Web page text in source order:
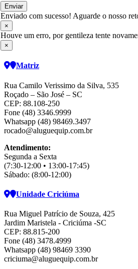
Enviar
Enviado com sucesso! Aguarde o nosso
×
Houve um erro, por gentileza tente
×
Matriz
Rua Camilo Verissimo da Silva, 535
Roçado – São José – SC
CEP: 88.108-250
Fone (48) 3346.9999
Whatsapp (48) 98469.3497
rocado@aluguequip.com.br
Atendimento:
Segunda a Sexta
(7:30-12:00 • 13:00-17:45)
Sábado: (8:00-12:00)
Unidade Criciúma
Rua Miguel Patrício de Souza, 425
Jardim Maristela - Criciúma -SC
CEP: 88.815-200
Fone (48) 3478.4999
Whatsapp (48) 98469 3390
criciuma@aluguequip.com.br